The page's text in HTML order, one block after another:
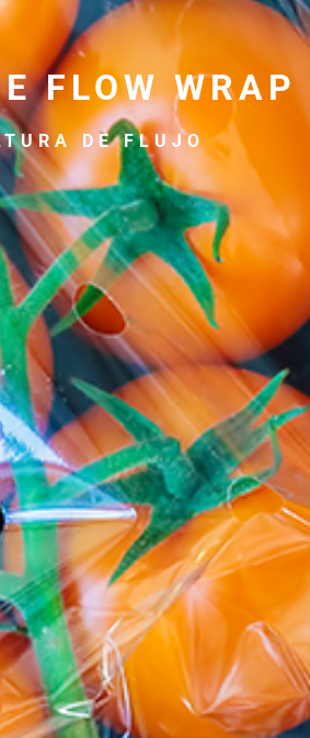
FLOW WRAP
DE FLUJO